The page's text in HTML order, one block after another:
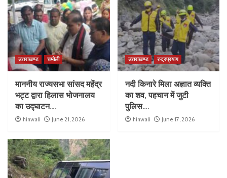
उत्तराखण्ड चमोली
माननीय राज्यसभा सांसद महेंद्र
भट्ट द्वारा हिलास भोजनालय
का उद्घाटन….
hinwali June 21, 2026
उत्तराखण्ड रुद्रप्रयाग
नदी किनारे मिला अज्ञात व्यक्ति
का शव, पहचान में जुटी
पुलिस….
hinwali June 17, 2026